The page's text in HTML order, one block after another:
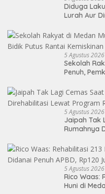
Diduga
Lurah Aur
5 Agustus 2026
Sekolah
Penuh,
5 Agustus 2026
Jaipah Tak
Rumahnya
5 Agustus 2026
Rico Waas:
Huni di